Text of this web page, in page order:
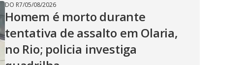
DO R7/05/08/2026
Homem é morto durante
tentativa de assalto em Olaria,
no Rio; policia investiga